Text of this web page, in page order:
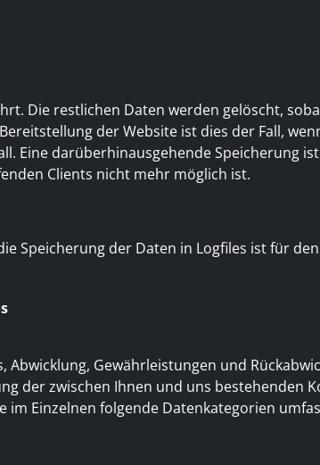
Die restlichen Daten werden gelöscht,
der Website ist dies der Fall,
Eine darüberhinausgehende Speicherung
Clients nicht mehr möglich ist.
Speicherung der Daten in Logfiles ist für
Gewährleistungen und
der zwischen Ihnen und uns bestehenden
Einzelnen folgende Datenkategorien